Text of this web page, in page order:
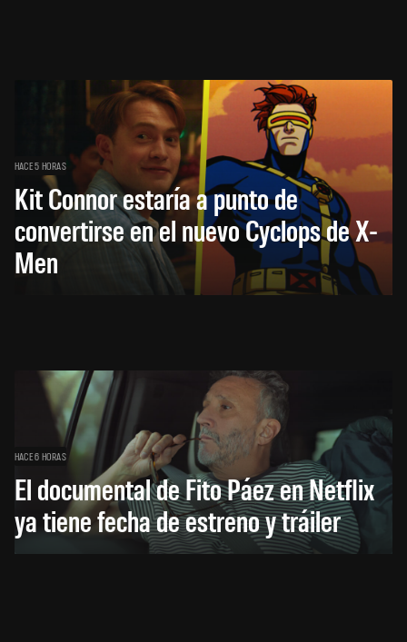
HACE 5 HORAS
Kit Connor estaría a punto de
convertirse en el nuevo Cyclops de X-
Men
HACE 6 HORAS
El documental de Fito Páez en Netflix
ya tiene fecha de estreno y tráiler